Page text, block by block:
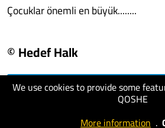
We use cookies to provide some
QOSHE
More information .
Çocuklar önemli en büyük........
© Hedef Halk
visit website